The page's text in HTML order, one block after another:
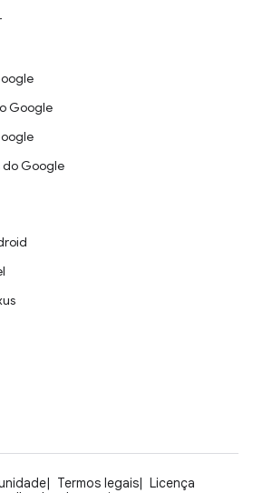
Google
do Google
Termos legais
Licença